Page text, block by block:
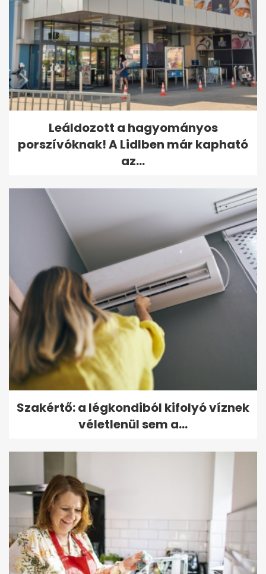
Leáldozott a hagyományos
porszívóknak! A Lidlben már kapható
az...
Szakértő: a légkondiból kifolyó víznek
véletlenül sem a...